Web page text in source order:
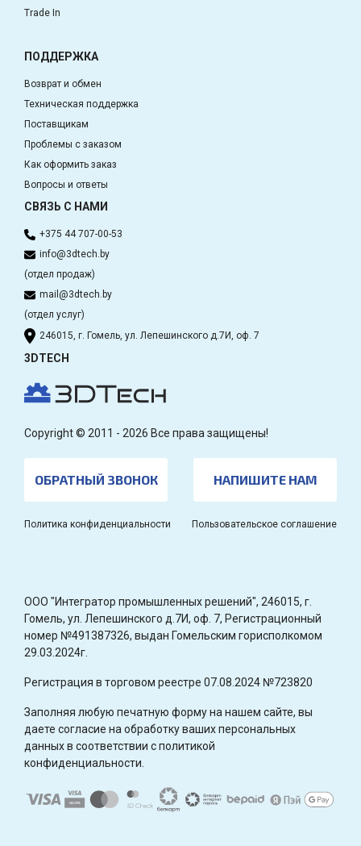
Trade In
ПОДДЕРЖКА
Возврат и обмен
Техническая поддержка
Поставщикам
Проблемы с заказом
Как оформить заказ
Вопросы и ответы
СВЯЗЬ С НАМИ
+375 44 707-00-53
info@3dtech.by
(отдел продаж)
mail@3dtech.by
(отдел услуг)
246015, г. Гомель, ул. Лепешинского д.7И, оф. 7
3DTECH
Copyright © 2011 - 2026 Все права защищены!
ОБРАТНЫЙ ЗВОНОК НАПИШИТЕ НАМ
Политика конфиденциальности Пользовательское соглашение
OOO "Интегратор промышленных решений", 246015, г.
Гомель, ул. Лепешинского д.7И, оф. 7, Регистрационный
номер №491387326, выдан Гомельским горисполкомом
29.03.2024г.
Регистрация в торговом реестре 07.08.2024 №723820
Заполняя любую печатную форму на нашем сайте, вы
даете согласие на обработку ваших персональных
данных в соответствии с политикой
конфиденциальности.